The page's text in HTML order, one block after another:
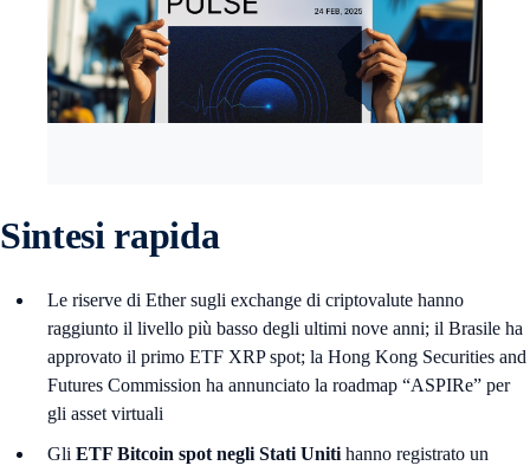
Sintesi rapida
Le riserve di Ether sugli exchange di criptovalute hanno
raggiunto il livello più basso degli ultimi nove anni; il Brasile ha
approvato il primo ETF XRP spot; la Hong Kong Securities and
Futures Commission ha annunciato la roadmap “ASPIRe” per
gli asset virtuali
Gli ETF Bitcoin spot negli Stati Uniti hanno registrato un